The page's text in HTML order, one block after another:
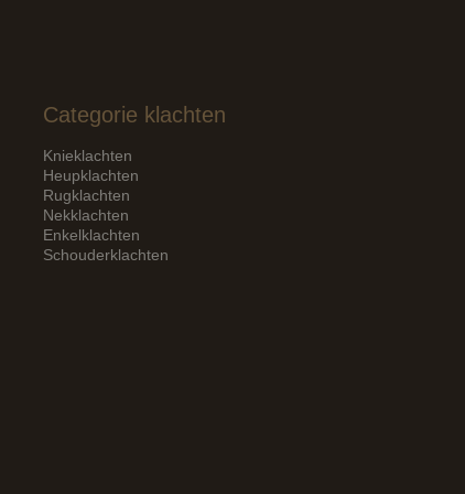
Categorie klachten
Knieklachten
Heupklachten
Rugklachten
Nekklachten
Enkelklachten
Schouderklachten